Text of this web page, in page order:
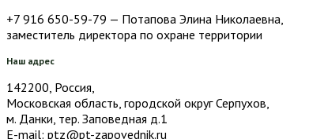
+7 916 650-59-79 — Потапова Элина Николаевна,
заместитель директора по охране территории
Наш адрес
142200, Россия,
Московская область, городской округ Серпухов,
м. Данки, тер. Заповедная д.1
E-mail: ptz@pt-zapovednik.ru